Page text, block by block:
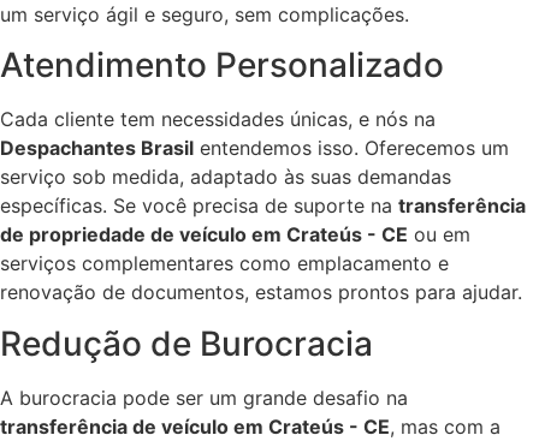
um serviço ágil e seguro, sem complicações.
Atendimento Personalizado
Cada cliente tem necessidades únicas, e nós na
Despachantes Brasil entendemos isso. Oferecemos um
serviço sob medida, adaptado às suas demandas
específicas. Se você precisa de suporte na transferência
de propriedade de veículo em Crateús - CE ou em
serviços complementares como emplacamento e
renovação de documentos, estamos prontos para ajudar.
Redução de Burocracia
A burocracia pode ser um grande desafio na
transferência de veículo em Crateús - CE, mas com a